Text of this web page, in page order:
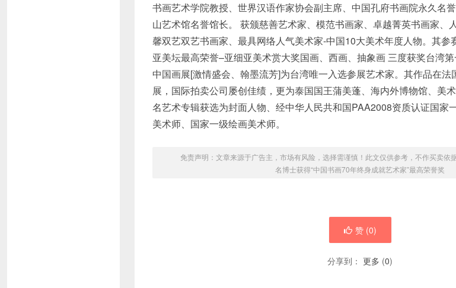
书画艺术学院教授、世界汉语作家协会副主席、中国孔府书画院永久名
山艺术馆名誉馆长。 获颁慈善艺术家、模范书画家、卓越菁英书画家、
馨双艺双艺书画家、最具网络人气美术家-中国10大美术年度人物。其参
亚美坛最高荣誉–亚细亚美术赏大奖国画、西画、抽象画 三度获奖台湾
中国画展[激情盛会、翰墨流芳]为台湾唯一入选参展艺术家。其作品在法
展，国际拍卖公司屡创佳绩，更为泰国国王蒲美蓬、海内外博物馆、美
名艺术专辑获选为封面人物、经中华人民共和国PAA2008资质认证国家
美术师、国家一级绘画美术师。
免责声明：文章来源于广告主，市场有风险，选择需谨慎！此文仅供参考，不作买卖依
名博士获得“中国书画70年终身成就艺术家”最高荣誉奖
赞 (0)
分享到： 更多 (0)